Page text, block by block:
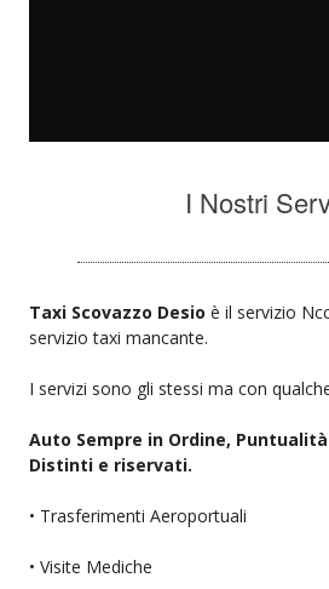
I Nostri
Taxi Scovazzo Desio è il servizio
servizio taxi mancante.
I servizi sono gli stessi ma con
Auto Sempre in Ordine,
Distinti e riservati.
• Trasferimenti Aeroportuali
• Visite Mediche